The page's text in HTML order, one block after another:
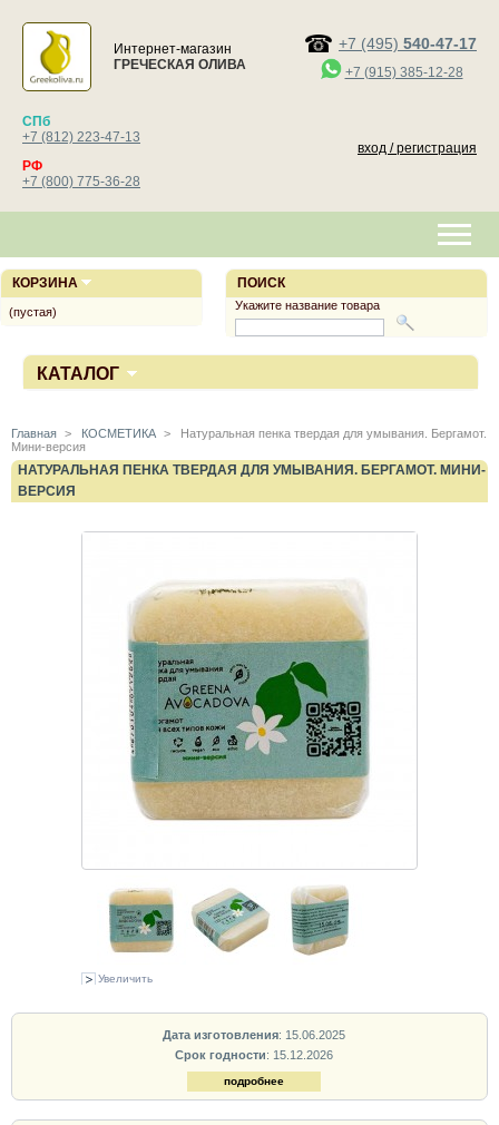
Интернет-магазин
ГРЕЧЕСКАЯ ОЛИВА
+7 (495) 540-47-17
+7 (915) 385-12-28
СПб
+7 (812) 223-47-13
РФ
+7 (800) 775-36-28
вход / регистрация
КАТАЛОГ
Главная > КОСМЕТИКА >
Натуральная пенка твердая для умывания. Бергамот.
Мини-версия
НАТУРАЛЬНАЯ ПЕНКА ТВЕРДАЯ ДЛЯ УМЫВАНИЯ. БЕРГАМОТ. МИНИ-
ВЕРСИЯ
Увеличить
Дата изготовления: 15.06.2025
Срок годности: 15.12.2026
подробнее
ПОИСК
Укажите название товара
КОРЗИНА
(пустая)